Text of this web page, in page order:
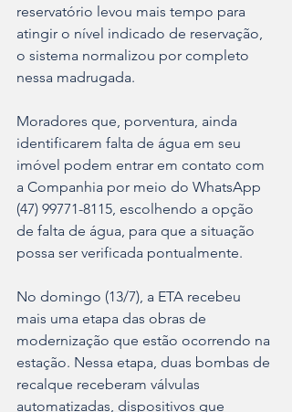
reservatório levou mais tempo para
atingir o nível indicado de reservação,
o sistema normalizou por completo
nessa madrugada.
Moradores que, porventura, ainda
identificarem falta de água em seu
imóvel podem entrar em contato com
a Companhia por meio do WhatsApp
(47) 99771-8115, escolhendo a opção
de falta de água, para que a situação
possa ser verificada pontualmente.
No domingo (13/7), a ETA recebeu
mais uma etapa das obras de
modernização que estão ocorrendo na
estação. Nessa etapa, duas bombas de
recalque receberam válvulas
automatizadas, dispositivos que